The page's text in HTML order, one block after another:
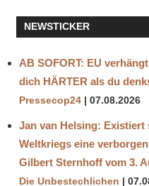
NEWSTICKER
AB SOFORT: EU
dich HÄRTER als du
Pressecop24 07.08.2026
Jan van Helsing: Existiert
Weltkriegs eine
Gilbert Sternhoff vom 3.
Die Unbestechlichen